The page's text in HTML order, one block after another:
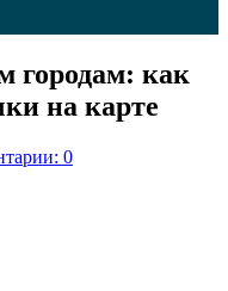
городам: как
на карте
0